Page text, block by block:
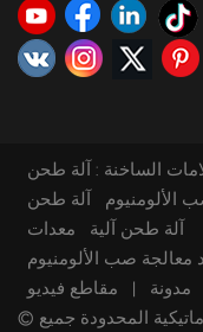
الساخنة :
الألومنيوم
آلة طحن CNC روبوتية
آلة طحن آلية
معدات
معالجة صب الألومنيوم
مدونة
|
مقاطع فيديو
© شركة آنهوي نيفييو للتكنولوجيا الأوتوماتيكية المحدودة جميع